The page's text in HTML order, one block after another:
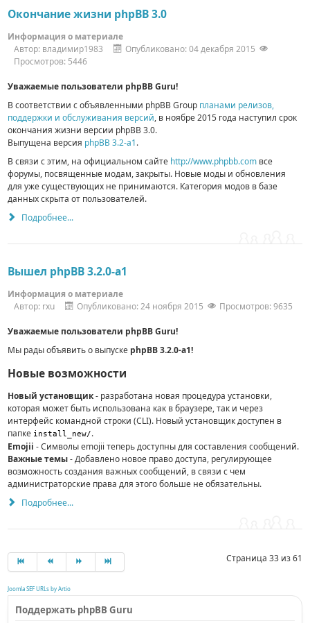
Окончание жизни phpBB 3.0
Информация о материале
Автор: владимир1983
Опубликовано: 04 декабря 2015
Просмотров: 5446
Уважаемые пользователи phpBB Guru!
В соответствии с объявленными phpBB Group планами релизов,
поддержки и обслуживания версий, в ноябре 2015 года наступил срок
окончания жизни версии phpBB 3.0.
Выпущена версия phpBB 3.2-a1.
В связи с этим, на официальном сайте http://www.phpbb.com все
форумы, посвященные модам, закрыты. Новые моды и обновления
для уже существующих не принимаются. Категория модов в базе
данных скрыта от пользователей.
Подробнее...
Вышел phpBB 3.2.0-a1
Информация о материале
Автор: rxu Опубликовано: 24 ноября 2015 Просмотров: 9635
Уважаемые пользователи phpBB Guru!
Мы рады объявить о выпуске phpBB 3.2.0-a1!
Новые возможности­
Новый установщик- разработана н­овая процедура установки,
которая может быть использована как в браузере,­ так и через
интерфейс командной строки (CLI). Новый установщик доступен­ в
папке install_new/.
Emojii - Символы emojii теперь д­оступны для составления сообщений.
Важные темы- Добавлено новое право дос­тупа, регулирующее
возможность создания важных сообщений, в связи с че­м
администраторские права для этого больше не обязательны.­
Подробнее...
Страница 33 из 61
Joomla SEF URLs by Artio
Поддержать phpBB Guru